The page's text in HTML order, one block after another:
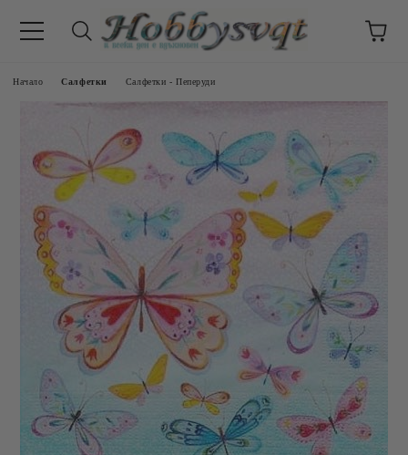
Начало Салфетки Салфетки - Пеперуди